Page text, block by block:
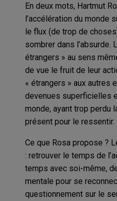
En deux mots, Hartmut
l’accélération du monde
le flux (de trop de
sombrer dans l’absurde.
étrangers » au sens
de vue le fruit de leur
« étrangers » aux autres
devenues superficielles
monde, ayant trop perdu
présent pour le ressentir.
Ce que Rosa propose ?
: retrouver le temps de
temps avec soi-même,
mentale pour se
questionnement sur le